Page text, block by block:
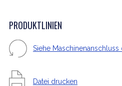
PRODUKTLINIEN
Siehe Maschinenanschluss
Datei drucken